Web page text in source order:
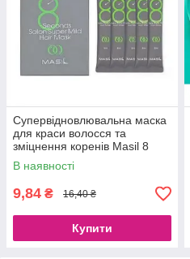
Супервідновлювальна маска
для краси волосся та
зміцнення коренів Masil 8
Seconds Salon Super Mild
Hair Mask
В наявності
9,84 ₴ 16,40 ₴
Купити